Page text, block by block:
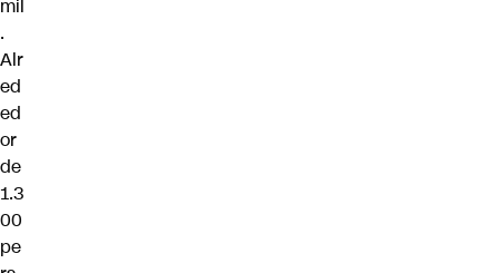
mil
.
Alr
ed
ed
or
de
1.3
00
pe